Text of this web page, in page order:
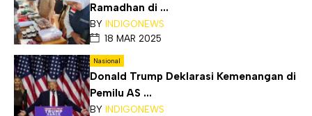
Ramadhan di ...
BY INDIGONEWS
18 MAR 2025
Nasional
Donald Trump Deklarasi Kemenangan di
Pemilu AS ...
BY INDIGONEWS